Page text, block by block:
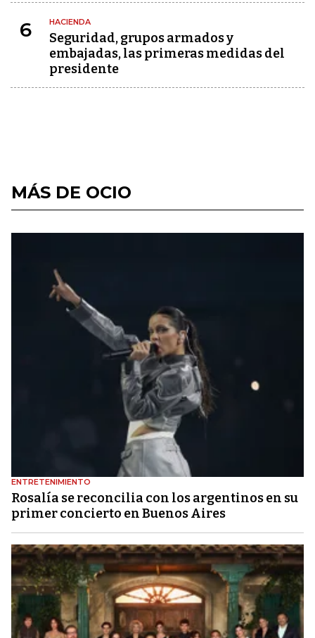
6 HACIENDA
Seguridad, grupos armados y
embajadas, las primeras medidas del
presidente
MÁS DE OCIO
ENTRETENIMIENTO
Rosalía se reconcilia con los argentinos en su
primer concierto en Buenos Aires